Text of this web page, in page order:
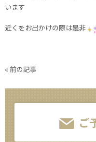
います
近くをお出かけの際は是非
« 前の記事
ご